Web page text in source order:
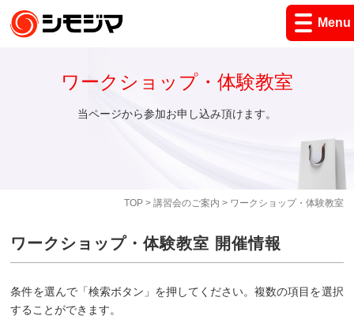
Menu
TOP> 講習会のご案内 > ワークショップ・体験教室
ワークショップ・体験教室
当ページから参加お申し込み頂けます。
ワークショップ・体験教室 開催情報
条件を選んで「検索ボタン」を押してください。複数の項目を選択
することができます。